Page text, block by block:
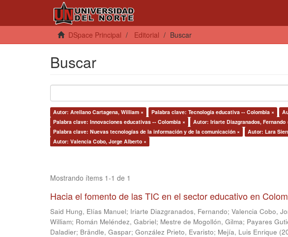
DSpace Principal Editorial Buscar
Buscar
Autor: Arellano Cartagena, William × Palabra clave: Tecnología educativa -- Colombia ×
Palabra clave: Innovaciones educativas -- Colombia ×
Autor: Iriarte Diazgranados, Fernando
Palabra clave: Nuevas tecnologías de la información y de la comunicación ×
Autor: Lara
Autor: Valencia Cobo, Jorge Alberto ×
Mostrando ítems 1-1 de 1
Hacia el fomento de las TIC en el sector educativo en
Said Hung, Elías Manuel; Iriarte Diazgranados, Fernando; Valencia Cobo,
William; Román Meléndez, Gabriel; Mestre de Mogollón, Gilma; Payares
Daladier; Brändle, Gaspar; González Prieto, Evaristo; Mejía, Luis Enrique (